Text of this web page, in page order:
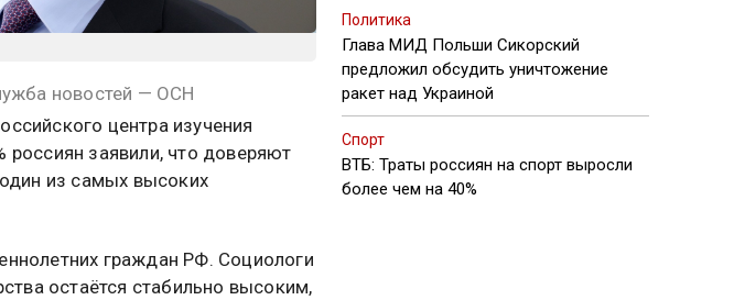
новостей — ОСН
центра изучения
заявили, что доверяют
из самых высоких
граждан РФ. Социологи
остаётся стабильно высоким,
Политика
Глава МИД Польши Сикорский
предложил обсудить уничтожение
ракет над Украиной
Спорт
ВТБ: Траты россиян на спорт выросли
более чем на 40%